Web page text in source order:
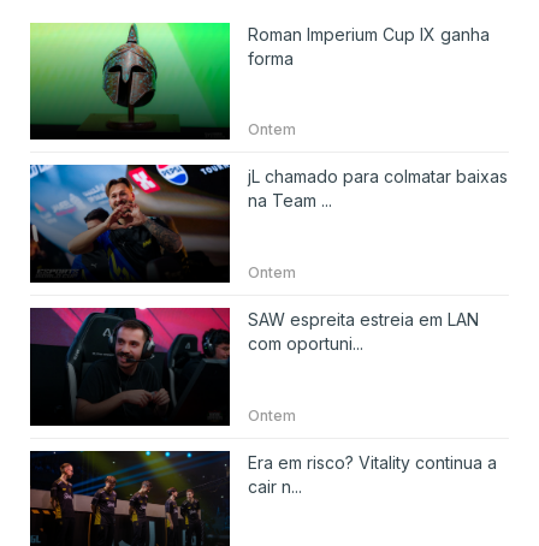
Roman Imperium Cup IX ganha
forma
Ontem
jL chamado para colmatar baixas
na Team ...
Ontem
SAW espreita estreia em LAN
com oportuni...
Ontem
Era em risco? Vitality continua a
cair n...